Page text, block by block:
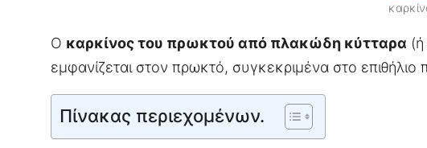
Ο καρκίνος του πρωκτού από πλακώδη κύτταρα (ή
εμφανίζεται στον πρωκτό, συγκεκριμένα στο
Πίνακας περιεχομένων.